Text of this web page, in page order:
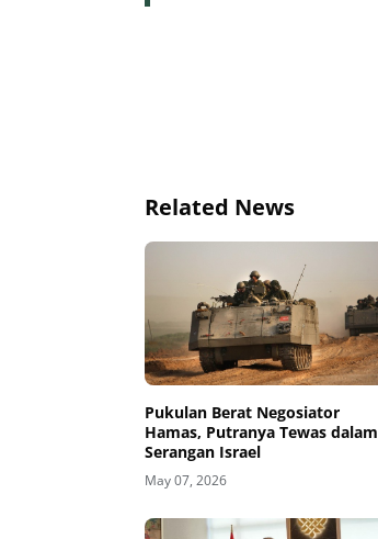
Related News
Pukulan Berat Negosiator
Hamas, Putranya Tewas dalam
Serangan Israel
May 07, 2026